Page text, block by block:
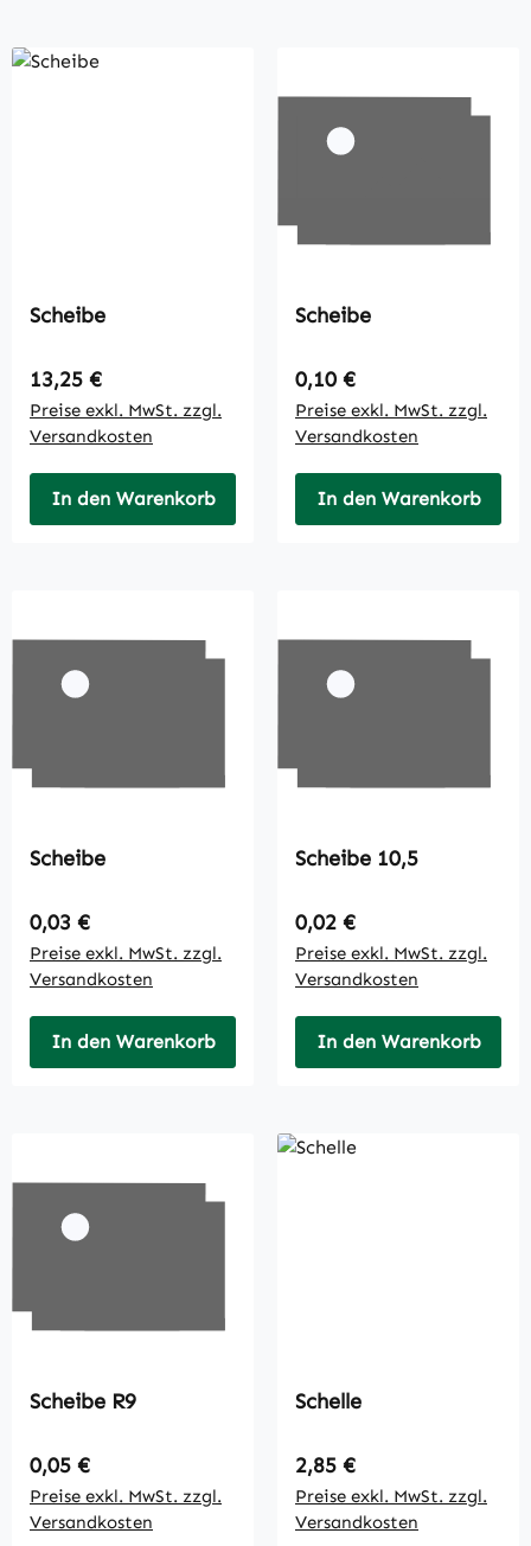
Scheibe
Regulärer Preis:
13,25 €
Preise exkl. MwSt. zzgl.
Versandkosten
In den Warenkorb
Scheibe
Regulärer Preis:
0,10 €
Preise exkl. MwSt. zzgl.
Versandkosten
In den Warenkorb
Scheibe
Regulärer Preis:
0,03 €
Preise exkl. MwSt. zzgl.
Versandkosten
In den Warenkorb
Scheibe 10,5
Regulärer Preis:
0,02 €
Preise exkl. MwSt. zzgl.
Versandkosten
In den Warenkorb
Scheibe R9
Regulärer Preis:
0,05 €
Preise exkl. MwSt. zzgl.
Versandkosten
Schelle
Regulärer Preis:
2,85 €
Preise exkl. MwSt. zzgl.
Versandkosten